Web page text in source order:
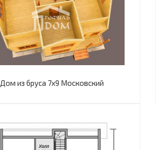
Дом из бруса 7х9 Московский